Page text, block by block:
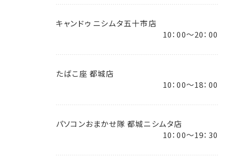
キャンドゥ ニシムタ五十市店
10：00～20：00
たばこ座 都城店
10：00～18：00
パソコンおまかせ隊 都城ニシムタ店
10：00～19：30